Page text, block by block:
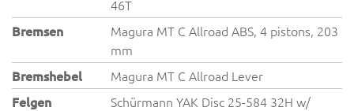
46T
Bremsen
Magura MT C Allroad ABS, 4 pistons, 203
mm
Bremshebel
Magura MT C Allroad Lever
Felgen
Schürmann YAK Disc 25-584 32H w/